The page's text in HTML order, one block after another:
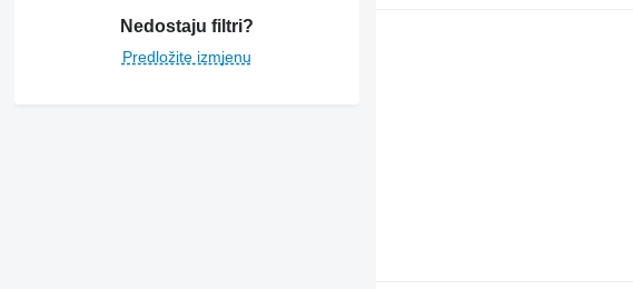
Nedostaju filtri?
Predložite izmjenu